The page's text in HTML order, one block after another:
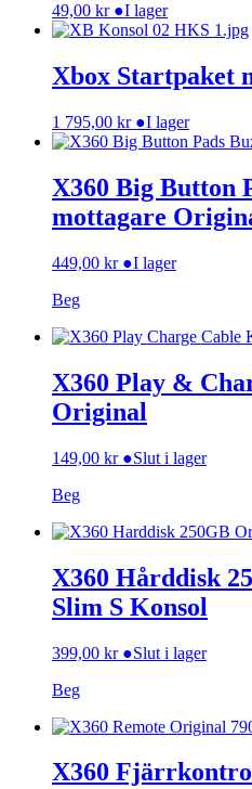
49,00 kr ●I lager
Xbox Startpaket
1 795,00 kr ●I lager
X360 Big Button
mottagare
449,00 kr ●I lager
Beg
X360 Play &
Original
149,00 kr ●Slut i lager
Beg
X360 Hårddisk
Slim S Konsol
399,00 kr ●Slut i lager
Beg
X360